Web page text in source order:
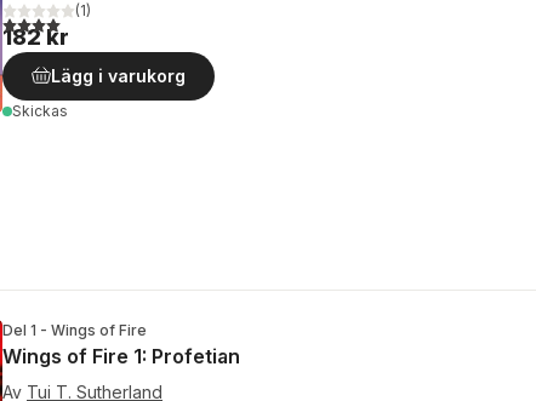
4,0utav 5 stjärnor. Totalt antal röster:
(1)
182 kr
Lägg i varukorg
Skickas
Del 1 - Wings of Fire
Wings of Fire 1: Profetian
Av Tui T. Sutherland